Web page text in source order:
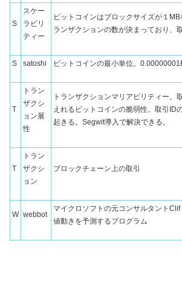
S
スケー
ラビリ
ティー
ビットコインはブロックサイズが１
ランザクションの数が決まっており、
S satoshi ビットコインの最小単位。
T
トラン
ザクシ
ョン展
性
トランザクションマリアビリティー。
えれるビットコインの脆弱性。取引ID
起きる。Segwit導入で解決できる。
T
トラン
ザクシ
ョン
ブロックチェーン上の取引
W webbot
マイクロソフトの元コンサルタント
値動きを予測するプログラム